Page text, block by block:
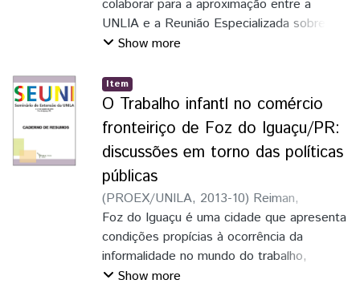
colaborar para a aproximação entre a
UNLIA e a Reunião Especializada sobre
Agricultura Familiar do MERCOSUL
Mercado Comum (CMC) destinado ao
fortalecimento das políticas voltadas à
agricultura familiar da região
Show more
Item
O Trabalho infantl no comércio
fronteiriço de Foz do Iguaçu/PR:
discussões em torno das políticas
públicas
(PROEX/UNILA, 2013-10) Reiman,
Valdirene
Foz do Iguaçu é uma cidade que apresenta
condições propícias à ocorrência da
informalidade no mundo do trabalho,
devido à proximidade com a Ponto da
Show more